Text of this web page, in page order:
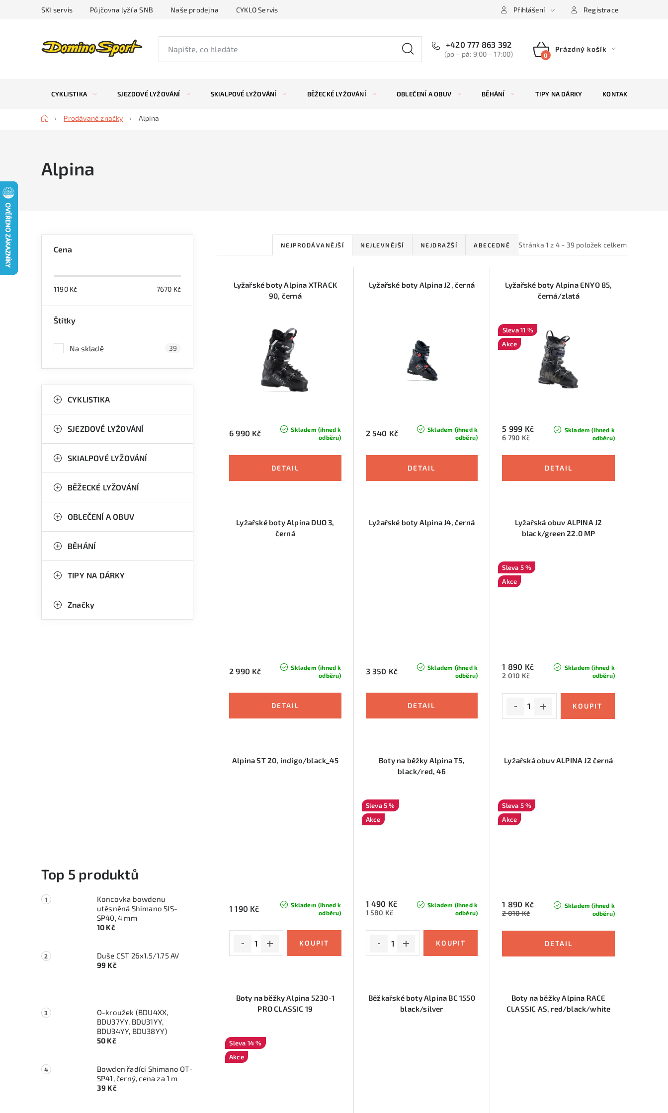
SKI servis Půjčovna lyží a SNB Naše prodejna CYKLO Servis Přihlášení Registrace
+420 777 863 392
(po – pá: 9:00 – 17:00)
NÁKUPNÍ
Prázdný košík
CYKLISTIKA SJEZDOVÉ LYŽOVÁNÍ SKIALPOVÉ LYŽOVÁNÍ BĚŽECKÉ LYŽOVÁNÍ OBLEČENÍ A OBUV BĚHÁNÍ TIPY NA DÁRKY KONTAKTY
DomůProdávané značky Alpina
Alpina
p
e
Cena
1190Kč 7670 Kč
Štítky
Na skladě 39
kategorie
e
o
i
CYKLISTIKA
SJEZDOVÉ LYŽOVÁNÍ
SKIALPOVÉ LYŽOVÁNÍ
BĚŽECKÉ LYŽOVÁNÍ
OBLEČENÍ A OBUV
BĚHÁNÍ
TIPY NA DÁRKY
Značky
Top 5 produktů
Koncovka bowdenu
utěsněná Shimano SIS-
SP40, 4 mm
10 Kč
Duše CST 26x1.5/1.75 AV
99 Kč
O-kroužek (BDU4XX,
BDU37YY, BDU31YY,
BDU34YY, BDU38YY)
50 Kč
Bowden řadící Shimano OT-
SP41, černý, cena za 1 m
39 Kč
Stránka 1 z 4 - 39 položek celkem
Ř
z
e
í
p
r
o
u
k
t
NEJPRODÁVANĚJŠÍ NEJLEVNĚJŠÍ NEJDRAŽŠÍ ABECEDNĚ
Lyžařské boty Alpina XTRACK
90, černá
Skladem (ihned k
odběru)
6 990 Kč
Lyžařské boty Alpina J2, černá
Skladem (ihned k
odběru)
2 540 Kč
Lyžařské boty Alpina ENYO 85,
černá/zlatá
11 %
Akce
Skladem (ihned k
odběru)
5 999 Kč
6 790 Kč
Lyžařské boty Alpina DUO 3,
černá
Skladem (ihned k
odběru)
2 990 Kč
Lyžařské boty Alpina J4, černá
Skladem (ihned k
odběru)
3 350 Kč
Lyžařská obuv ALPINA J2
black/green 22.0 MP
5 %
Akce
Skladem (ihned k
odběru)
1 890 Kč
2 010 Kč
Alpina ST 20, indigo/black_45
Skladem (ihned k
odběru)
1 190 Kč
Boty na běžky Alpina T5,
black/red, 46
5 %
Akce
Skladem (ihned k
odběru)
1 490 Kč
1 580 Kč
Lyžařská obuv ALPINA J2 černá
5 %
Akce
Skladem (ihned k
odběru)
1 890 Kč
2 010 Kč
Boty na běžky Alpina 5230-1
PRO CLASSIC 19
14 %
Akce
Běžkařské boty Alpina BC 1550
black/silver
Boty na běžky Alpina RACE
CLASSIC AS, red/black/white